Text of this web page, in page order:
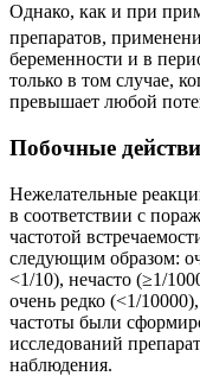
Однако, как и при
препаратов,
беременности и в
только в том случае,
превышает любой
Побочные
Нежелательные
в соответствии с
частотой
следующим образом:
<1/10), нечасто (≥1/
очень редко (<1/
частоты были
исследований
наблюдения.